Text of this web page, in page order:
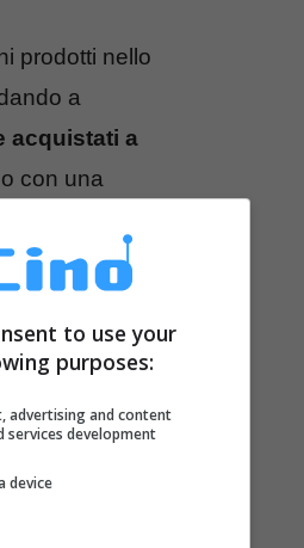
prodotti nello
a
acquistati a
con una
utili
da dove
meno di 50
brutte
to use your
purposes:
advertising and content
services development
device